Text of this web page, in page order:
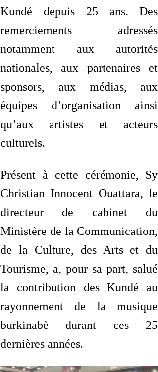
Kundé depuis 25 ans. Des
remerciements adressés
notamment aux autorités
nationales, aux partenaires et
sponsors, aux médias, aux
équipes d’organisation ainsi
qu’aux artistes et acteurs
culturels.
Présent à cette cérémonie, Sy
Christian Innocent Ouattara, le
directeur de cabinet du
Ministère de la Communication,
de la Culture, des Arts et du
Tourisme, a, pour sa part, salué
la contribution des Kundé au
rayonnement de la musique
burkinabè durant ces 25
dernières années.